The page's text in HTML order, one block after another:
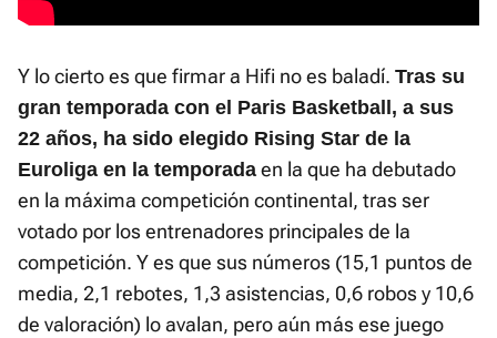
Y lo cierto es que firmar a Hifi no es baladí. Tras su
gran temporada con el Paris Basketball, a sus
22 años, ha sido elegido Rising Star de la
Euroliga en la temporada en la que ha debutado
en la máxima competición continental, tras ser
votado por los entrenadores principales de la
competición. Y es que sus números (15,1 puntos de
media, 2,1 rebotes, 1,3 asistencias, 0,6 robos y 10,6
de valoración) lo avalan, pero aún más ese juego